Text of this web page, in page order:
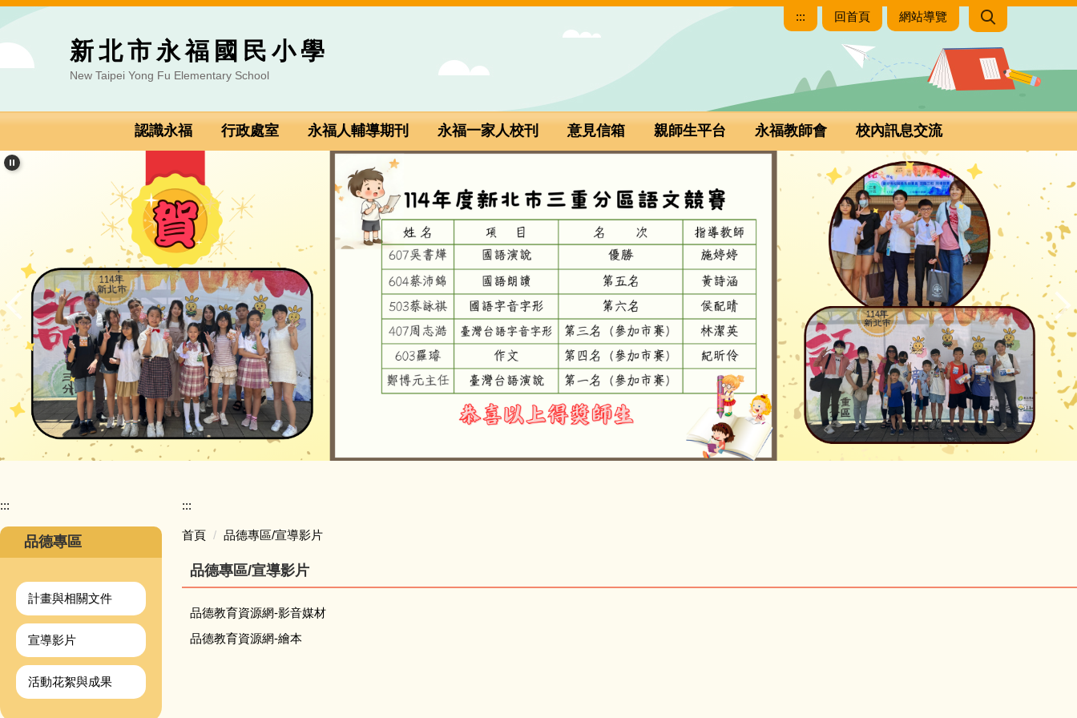
跳到主要內容區
新北市永福國民小學
New Taipei Yong Fu Elementary School
::: 回首頁 網站導覽
認識永福 行政處室 永福人輔導期刊 永福一家人校刊 意見信箱 親師生平台 永福教師會 校內訊息交流
:::
品德專區
計畫與相關文件
宣導影片
活動花絮與成果
:::
首頁 品德專區/宣導影片
品德專區/宣導影片
品德教育資源網-影音媒材
品德教育資源網-繪本